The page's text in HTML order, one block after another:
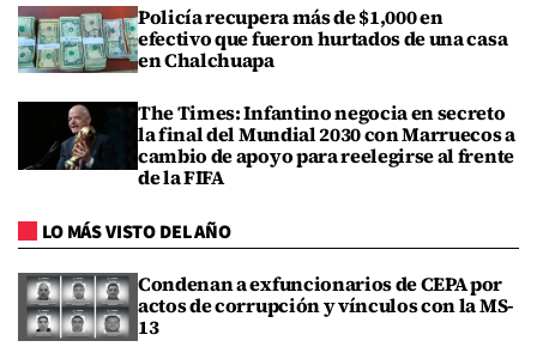
Policía recupera más de $1,000 en
efectivo que fueron hurtados de una casa
en Chalchuapa
The Times: Infantino negocia en secreto
la final del Mundial 2030 con Marruecos a
cambio de apoyo para reelegirse al frente
de la FIFA
LO MÁS VISTO DEL AÑO
Condenan a exfuncionarios de CEPA por
actos de corrupción y vínculos con la MS-
13